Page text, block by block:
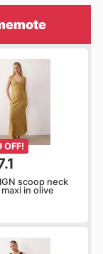
OFF!
scoop neck
in olive